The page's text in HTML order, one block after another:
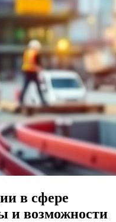
в сфере
и возможности